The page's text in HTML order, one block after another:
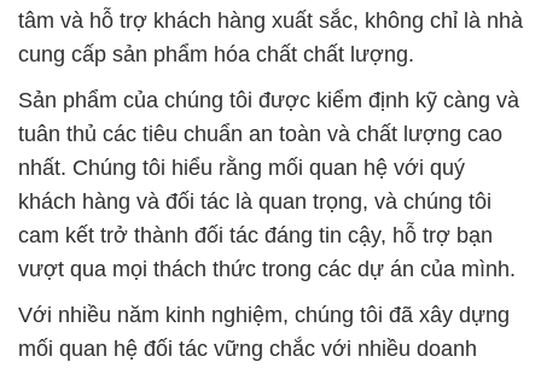
tâm và hỗ trợ khách hàng xuất sắc, không chỉ là nhà
cung cấp sản phẩm hóa chất chất lượng.
Sản phẩm của chúng tôi được kiểm định kỹ càng và
tuân thủ các tiêu chuẩn an toàn và chất lượng cao
nhất. Chúng tôi hiểu rằng mối quan hệ với quý
khách hàng và đối tác là quan trọng, và chúng tôi
cam kết trở thành đối tác đáng tin cậy, hỗ trợ bạn
vượt qua mọi thách thức trong các dự án của mình.
Với nhiều năm kinh nghiệm, chúng tôi đã xây dựng
mối quan hệ đối tác vững chắc với nhiều doanh